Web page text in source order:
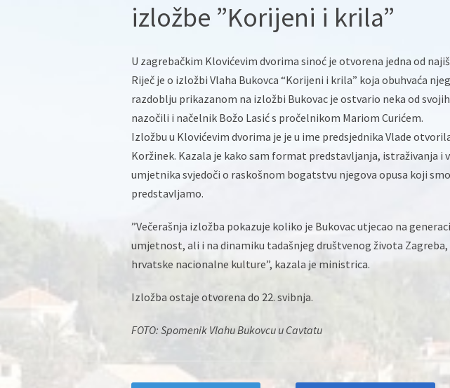
izložbe ”Korijeni i krila”
U zagrebačkim Klovićevim dvorima sinoć je otvorena jedna od
Riječ je o izložbi Vlaha Bukovca “Korijeni i krila” koja obuhvaća
razdoblju prikazanom na izložbi Bukovac je ostvario neka od
nazočili i načelnik Božo Lasić s pročelnikom Mariom Curićem.
Izložbu u Klovićevim dvorima je je u ime predsjednika Vlade
Koržinek. Kazala je kako sam format predstavljanja, istraživanja i
umjetnika svjedoči o raskošnom bogatstvu njegova opusa koji
predstavljamo.
”Večerašnja izložba pokazuje koliko je Bukovac utjecao na
umjetnost, ali i na dinamiku tadašnjeg društvenog života
hrvatske nacionalne kulture”, kazala je ministrica.
Izložba ostaje otvorena do 22. svibnja.
FOTO: Spomenik Vlahu Bukovcu u Cavtatu